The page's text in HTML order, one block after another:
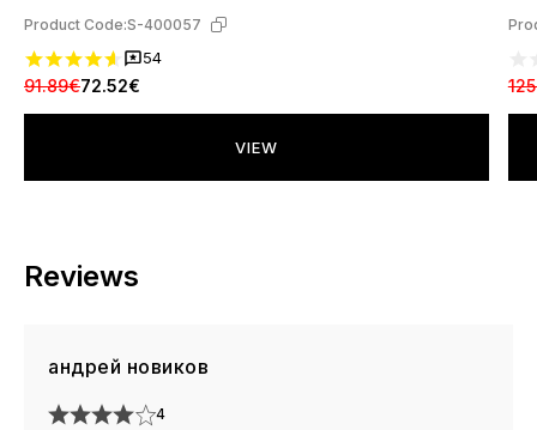
Product Code:S-400057
54
91.89€72.52€
VIEW
Reviews
андрей новиков
4